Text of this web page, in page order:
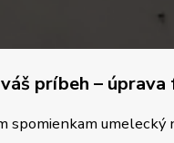
príbeh –
spomienkam